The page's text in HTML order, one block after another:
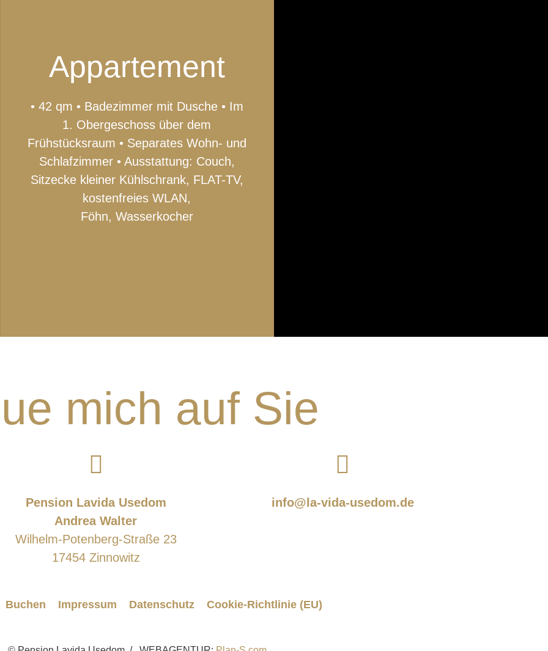
Appartement
• 42 qm • Badezimmer mit Dusche • Im
1. Obergeschoss über dem
Frühstücksraum • Separates Wohn- und
Schlafzimmer • Ausstattung: Couch,
Sitzecke kleiner Kühlschrank, FLAT-TV,
kostenfreies WLAN,
Föhn, Wasserkocher
mich auf Sie
Pension Lavida Usedom
Andrea Walter
Wilhelm-Potenberg-Straße 23
17454 Zinnowitz
info@la-vida-usedom.de
Buchen Impressum Datenschutz Cookie-Richtlinie (EU)